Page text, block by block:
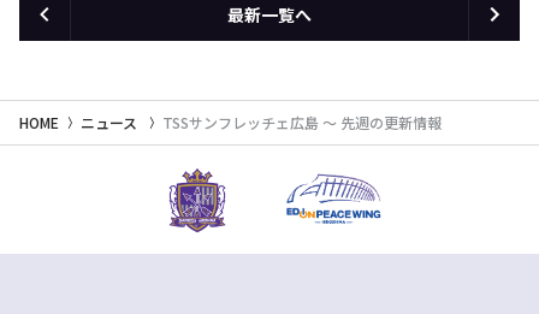
最新一覧へ
HOME ニュース TSSサンフレッチェ広島 ～ 先週の更新情報